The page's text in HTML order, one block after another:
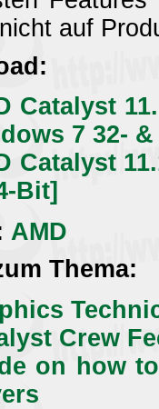
auf
Catalyst
7 32-
Catalyst
Bit]
AMD
Thema:
Crew
on how